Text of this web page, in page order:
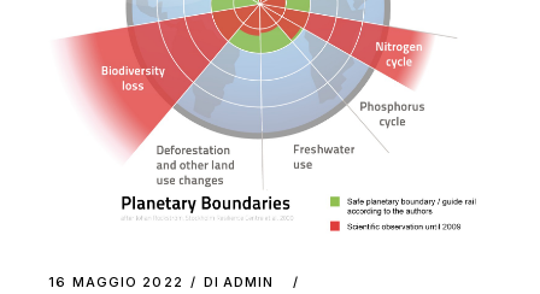
16 MAGGIO 2022 DI ADMIN